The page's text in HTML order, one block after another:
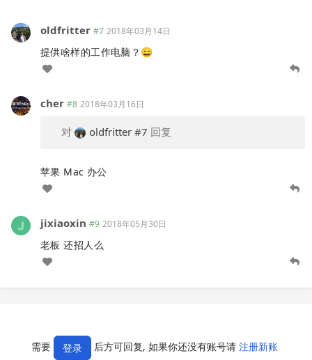
oldfritter #7 2018年03月14日
提供啥样的工作电脑？😄
cher #8 2018年03月16日
对 oldfritter #7 回复
苹果 Mac 办公
jixiaoxin #9 2018年05月30日
老板 还招人么
需要 登录 后方可回复, 如果你还没有账号请 注册新账